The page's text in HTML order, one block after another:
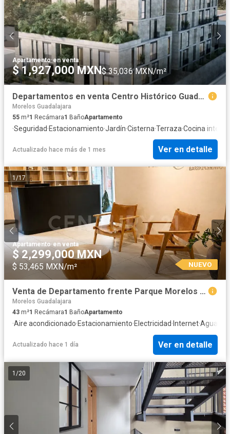
Apartamento·en venta
$ 1,927,000 MXN$ 35,036 MXN/m²
Departamentos en venta Centro Histórico Guadalajara
Morelos Guadalajara
55 m²1 Recámara1 BañoApartamento
·Seguridad·Estacionamiento·Jardín·Cisterna·Terraza·Cocina
Actualizado hace más de 1 mes Ver en detalle
1 /17
Apartamento·en venta
$ 2,299,000 MXN
$ 53,465 MXN/m² NUEVO
Venta de Departamento frente Parque Morelos ideal para Airbnb, Rentas Ejecutivas
Morelos Guadalajara
43 m²1 Recámara1 BañoApartamento
·Aire acondicionado·Estacionamiento·Electricidad· Internet·Agua
Actualizado hace 1 día Ver en detalle
1 /20